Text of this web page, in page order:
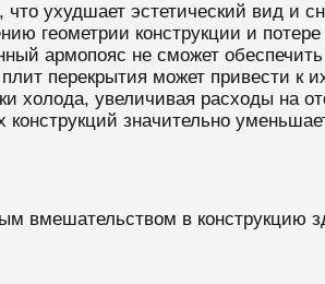
ухудшает эстетический вид и
геометрии конструкции и потере
армопояс не сможет
перекрытия может привести к
увеличивая расходы на
значительно
вмешательством в конструкцию